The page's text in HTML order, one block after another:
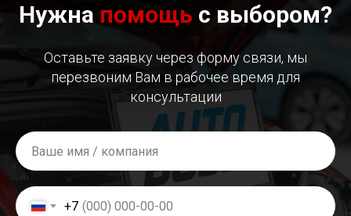
Нужна помощь с выбором?
Оставьте заявку через форму связи, мы
перезвоним Вам в рабочее время для
консультации
+7